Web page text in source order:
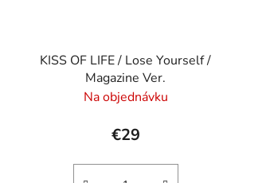
KISS OF LIFE / Lose Yourself /
Magazine Ver.
Na objednávku
€29